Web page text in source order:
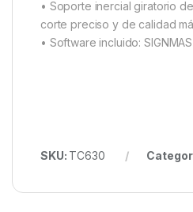
• Soporte inercial giratorio
corte preciso y de calidad
• Software incluido:
SKU: TC630